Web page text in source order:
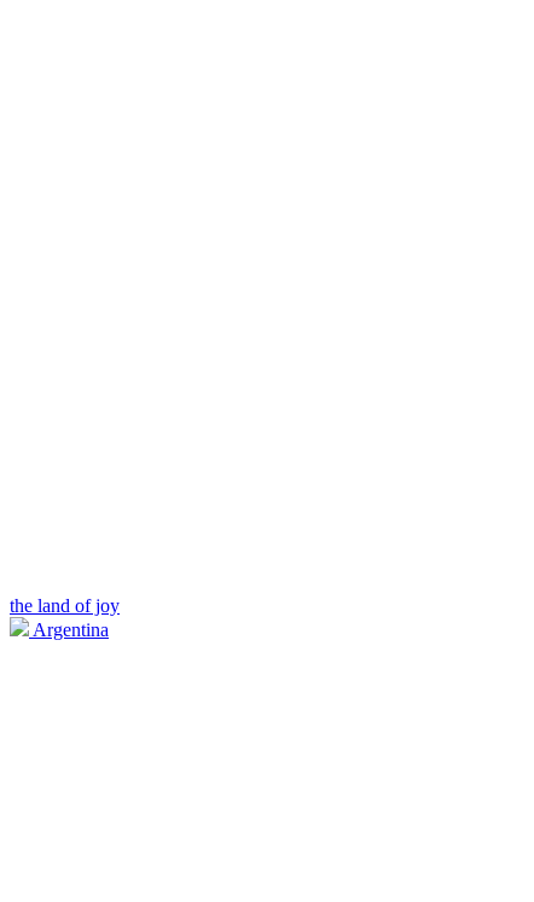
the land of joy
Argentina